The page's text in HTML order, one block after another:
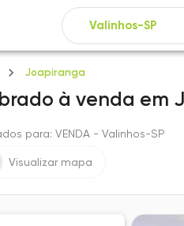
Joapiranga
à venda em
para: VENDA - Valinhos-SP
Visualizar mapa